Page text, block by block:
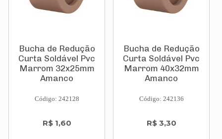
Bucha de Redução
Curta Soldável Pvc
Marrom 32x25mm
Amanco
Código: 242128
R$ 1,60
Bucha de Redução
Curta Soldável Pvc
Marrom 40x32mm
Amanco
Código: 242136
R$ 3,30